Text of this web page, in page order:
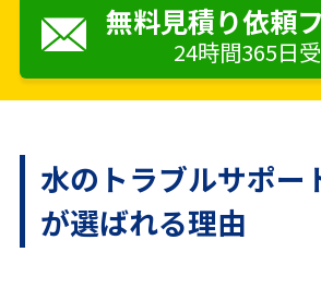
無料見積り依頼
24時間365日
水のトラブルサポー
が選ばれる理由